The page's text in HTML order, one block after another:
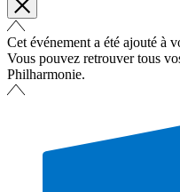
Cet événement a été ajouté à
Vous pouvez retrouver tous
Philharmonie.